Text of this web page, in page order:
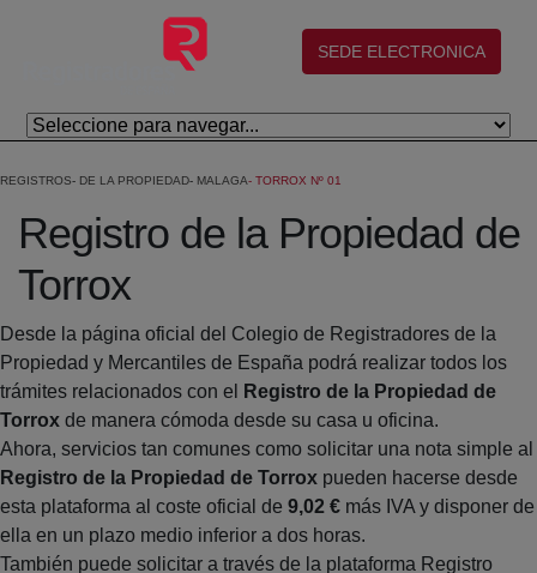
Skip to Main Content
(abre en nueva ventana)
SEDE ELECTRONICA
REGISTROS DE LA PROPIEDAD MALAGA TORROX Nº 01
Registro de la Propiedad de
Torrox
Desde la página oficial del Colegio de Registradores de la
Propiedad y Mercantiles de España podrá realizar todos los
trámites relacionados con el
Registro de la Propiedad de
Torrox de manera cómoda desde su casa u oficina.
Ahora, servicios tan comunes como solicitar una nota simple al
Registro de la Propiedad de Torrox pueden hacerse desde
esta plataforma al coste oficial de 9,02 € más IVA y disponer de
ella en un plazo medio inferior a dos horas.
También puede solicitar a través de la plataforma Registro